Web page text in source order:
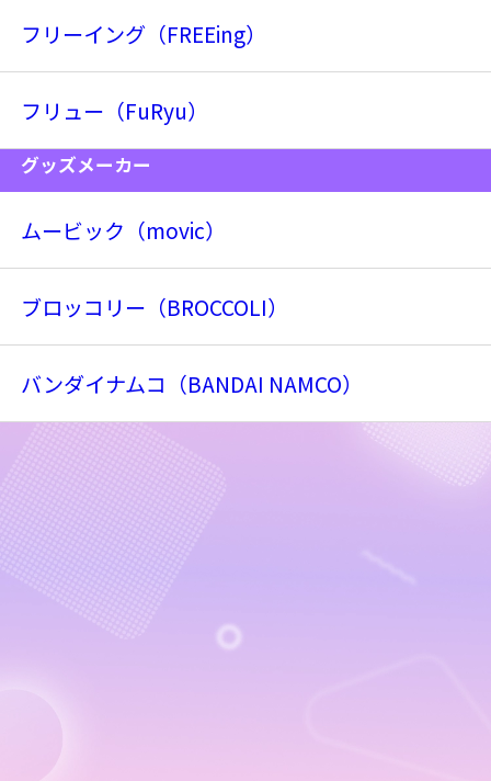
フリーイング（FREEing）
フリュー（FuRyu）
グッズメーカー
ムービック（movic）
ブロッコリー（BROCCOLI）
バンダイナムコ（BANDAI NAMCO）